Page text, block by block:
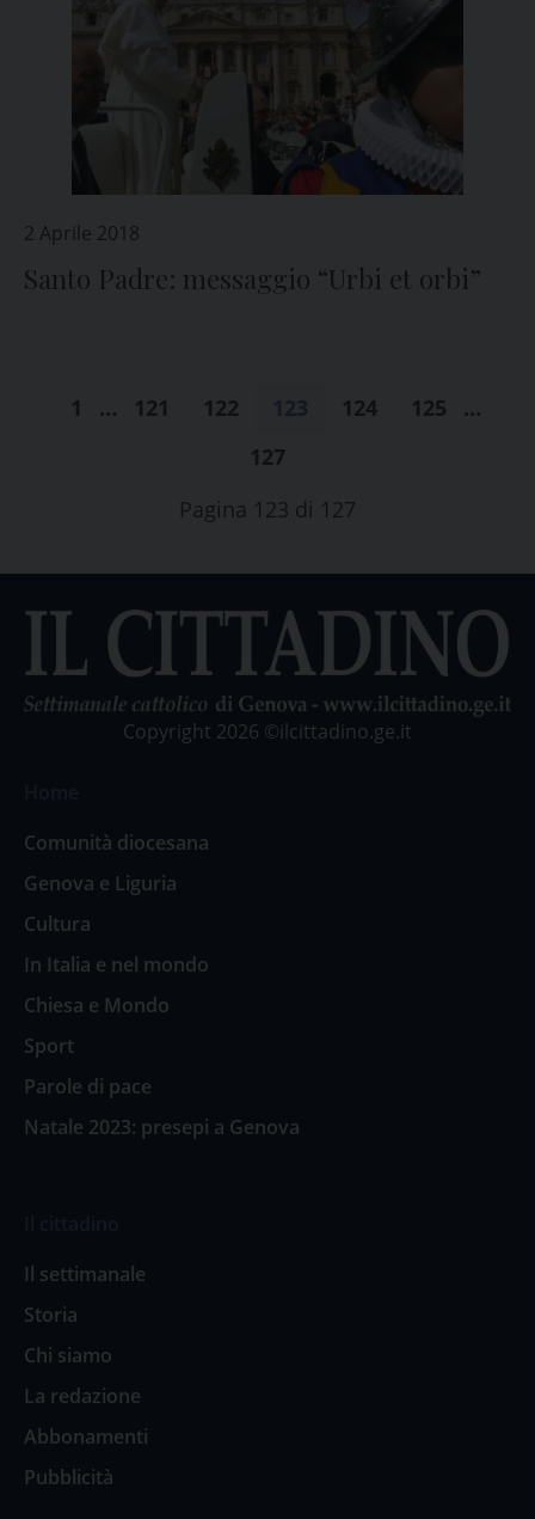
2 Aprile 2018
Santo Padre: messaggio “Urbi et orbi”
1 … 121 122 124 125
…
127
Pagina 123 di 127
Copyright 2026 ©ilcittadino.ge.it
Comunità diocesana
Genova e Liguria
Cultura
In Italia e nel mondo
Chiesa e Mondo
Sport
Parole di pace
Natale 2023: presepi a Genova
Il settimanale
Storia
Chi siamo
La redazione
Abbonamenti
Pubblicità